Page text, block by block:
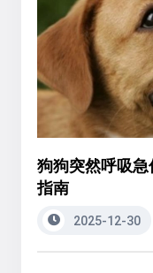
狗狗突然呼吸
指南
2025-12-30